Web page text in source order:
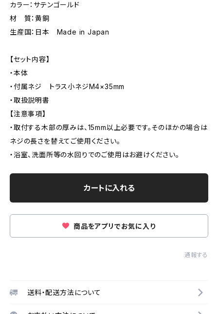
カラー：サテンゴールド
材 質：黄銅
生産国：日本 Made in Japan
【セット内容】
・本体
・付属ネジ トラス小ネジM4×35mm
・取扱説明書
【注意事項】
・取付する木部の厚みは、15mm以上必要です。そのほかの場合は
ネジの長さを替えてご使用ください。
・浴室、洗面所等の水回りでのご使用はお避けください。
カートに入れる
商品をアプリでお気に入り
通報する
送料・配送方法について